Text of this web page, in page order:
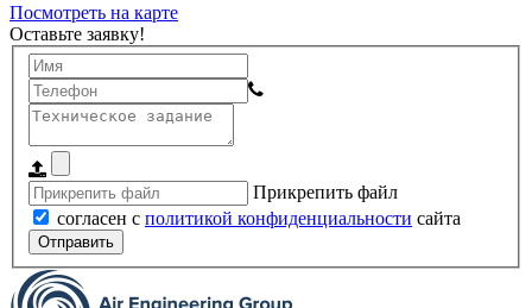
Посмотреть на карте
Оставьте заявку!
Прикрепить файл
согласен с политикой конфиденциальности сайта
Отправить